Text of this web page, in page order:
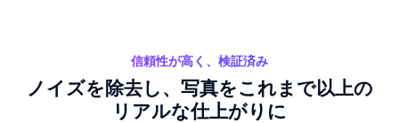
信頼性が高く、検証済み
ノイズを除去し、写真をこれまで以上の
リアルな仕上がりに